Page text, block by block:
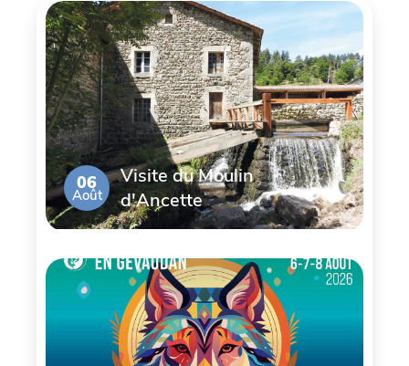
06
Août
Visite du Moulin
d'Ancette